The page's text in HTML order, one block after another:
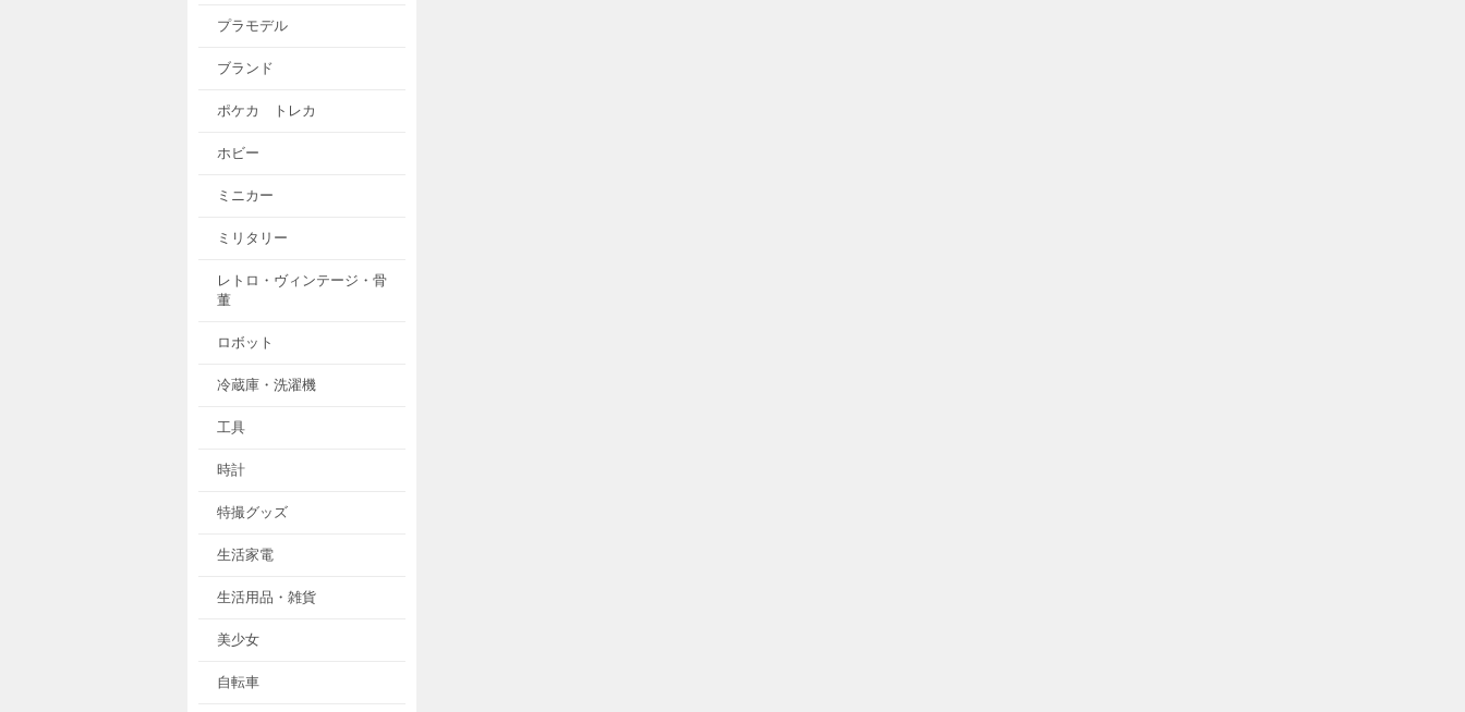
プラモデル
ブランド
ポケカ トレカ
ホビー
ミニカー
ミリタリー
レトロ・ヴィンテージ・骨
董
ロボット
冷蔵庫・洗濯機
工具
時計
特撮グッズ
生活家電
生活用品・雑貨
美少女
自転車